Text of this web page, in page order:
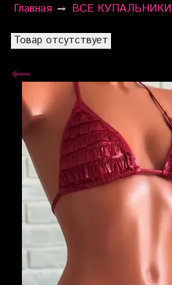
Главная ВСЕ КУПАЛЬНИКИ
Товар отсутствует